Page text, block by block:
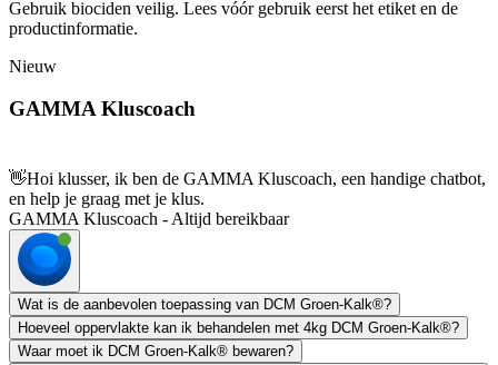
Gebruik biociden veilig. Lees vóór gebruik eerst het etiket en de
productinformatie.
Nieuw
GAMMA Kluscoach
👋Hoi klusser, ik ben de GAMMA Kluscoach, een handige chatbot,
en help je graag met je klus.
GAMMA Kluscoach - Altijd bereikbaar
Wat is de aanbevolen toepassing van DCM Groen-Kalk®?
Hoeveel oppervlakte kan ik behandelen met 4kg DCM Groen-Kalk®?
Waar moet ik DCM Groen-Kalk® bewaren?